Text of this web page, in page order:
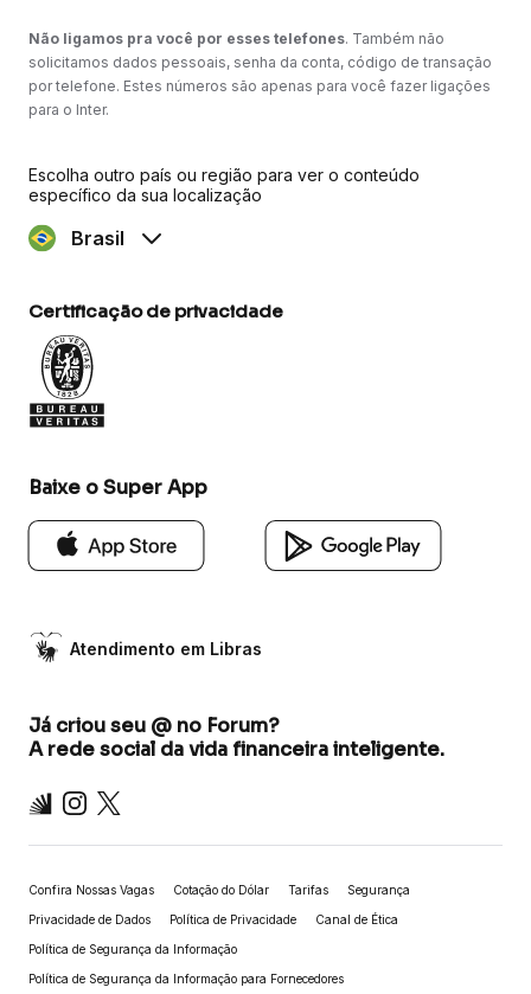
Não ligamos pra você por esses telefones. Também não
solicitamos dados pessoais, senha da conta, código de transação
por telefone. Estes números são apenas para você fazer ligações
para o Inter.
Escolha outro país ou região para ver o conteúdo
específico da sua localização
Brasil
Certificação de privacidade
Baixe o Super App
Atendimento em Libras
Já criou seu @ no Forum?
A rede social da vida financeira inteligente.
Inter Instagram
X
Confira Nossas Vagas Cotação do Dólar Tarifas Segurança
Privacidade de Dados Política de Privacidade Canal de Ética
Política de Segurança da Informação
Política de Segurança da Informação para Fornecedores